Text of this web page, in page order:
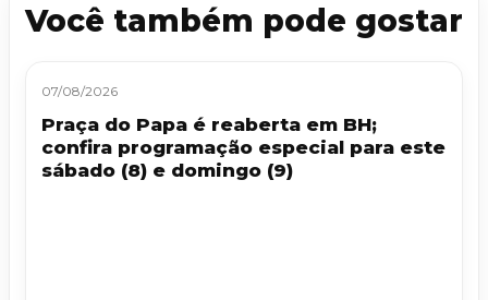
Você também pode gostar
07/08/2026
Praça do Papa é reaberta em BH;
confira programação especial para este
sábado (8) e domingo (9)